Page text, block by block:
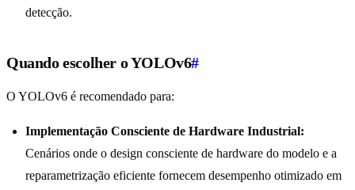
detecção.
Quando escolher o YOLOv6#
O YOLOv6 é recomendado para:
Implementação Consciente de Hardware Industrial:
Cenários onde o design consciente de hardware do modelo e a
reparametrização eficiente fornecem desempenho otimizado em